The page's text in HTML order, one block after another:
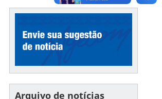
Arquivo de notícias